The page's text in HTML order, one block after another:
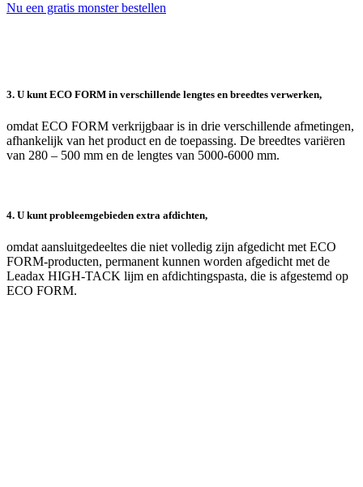
Nu een gratis monster bestellen
3. U kunt ECO FORM in verschillende lengtes en breedtes verwerken,
omdat ECO FORM verkrijgbaar is in drie verschillende afmetingen,
afhankelijk van het product en de toepassing. De breedtes variëren
van 280 – 500 mm en de lengtes van 5000-6000 mm.
4. U kunt probleemgebieden extra afdichten,
omdat aansluitgedeeltes die niet volledig zijn afgedicht met ECO
FORM-producten, permanent kunnen worden afgedicht met de
Leadax HIGH-TACK lijm en afdichtingspasta, die is afgestemd op
ECO FORM.